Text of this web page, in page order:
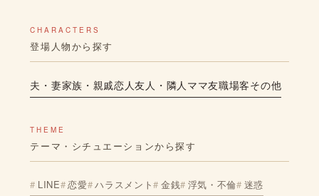
CHARACTERS
登場人物から探す
夫・妻家族・親戚恋人友人・隣人 ママ友職場客その他
THEME
テーマ・シチュエーションから探す
LINE 恋愛 ハラスメント 金銭 浮気・不倫 迷惑